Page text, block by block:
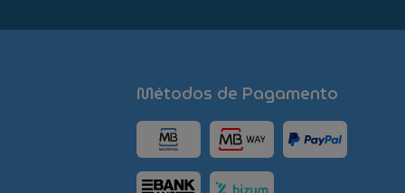
Métodos de Pagamento